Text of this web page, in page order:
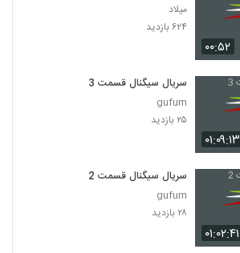
۰۰:۵۲
میلاد
۶۲۴ بازدید
۰۱:۰۹:۱۳
سریال سیگنال قسمت 3
gufum
۲۵ بازدید
۰۱:۰۲:۴۱
سریال سیگنال قسمت 2
gufum
۲۸ بازدید